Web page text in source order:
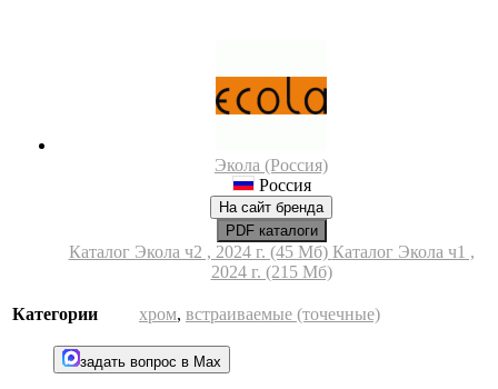
Экола (Россия)
Россия
На сайт бренда
PDF каталоги
Каталог Экола ч2 , 2024 г. (45 Мб) Каталог Экола ч1 ,
2024 г. (215 Мб)
Категории хром, встраиваемые (точечные)
задать вопрос в Max